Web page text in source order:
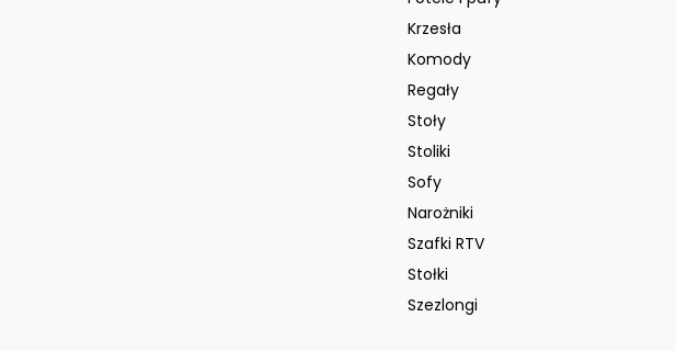
Krzesła
Komody
Regały
Stoły
Stoliki
Sofy
Narożniki
Szafki RTV
Stołki
Szezlongi